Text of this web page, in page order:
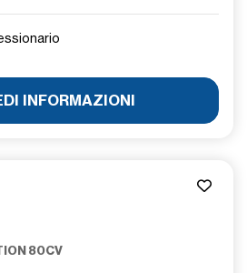
INFORMAZIONI
80CV